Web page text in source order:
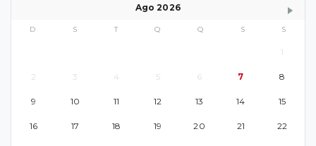
Ago 2026
D S T Q Q S S
1
2 3 4 5 6 7 8
9 10 11 12 13 14 15
16 17 18 19 20 21 22